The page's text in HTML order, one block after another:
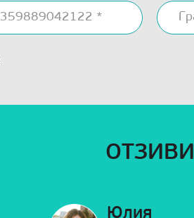
ОТЗИВИ
Юлия